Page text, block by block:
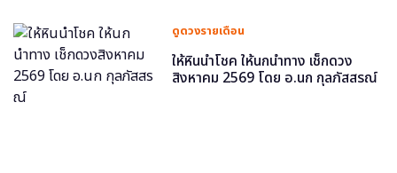
ดูดวงรายเดือน
ให้หินนำโชค ให้นกนำทาง เช็กดวง
สิงหาคม 2569 โดย อ.นก กุลภัสสรณ์